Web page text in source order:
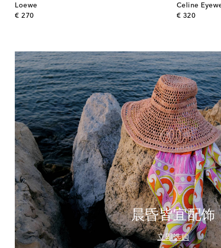
Loewe
€ 270original price
Celine
€ 320
晨昏皆宜配饰
立即选购